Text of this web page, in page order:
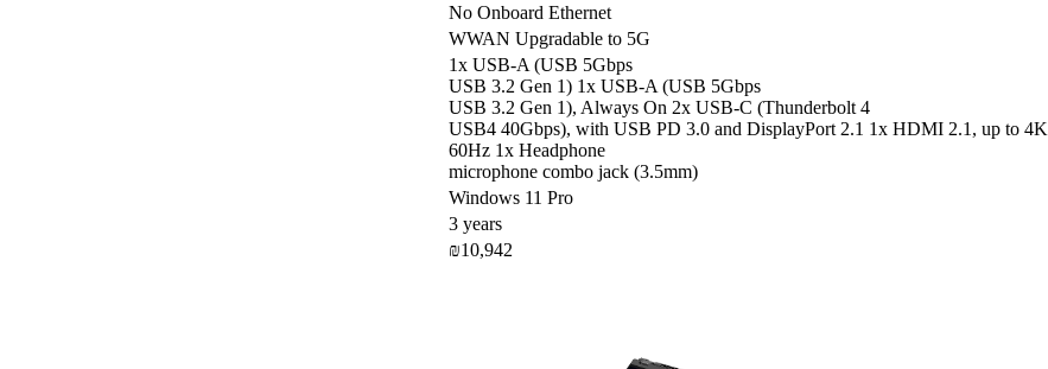
No Onboard Ethernet
WWAN Upgradable to 5G
1x USB-A (USB 5Gbps
USB 3.2 Gen 1) 1x USB-A (USB 5Gbps
USB 3.2 Gen 1), Always On 2x USB-C (Thunderbolt 4
USB4 40Gbps), with USB PD 3.0 and DisplayPort 2.1 1x HDMI 2.1, up to 4K
60Hz 1x Headphone
microphone combo jack (3.5mm)
Windows 11 Pro
3 years
₪10,942